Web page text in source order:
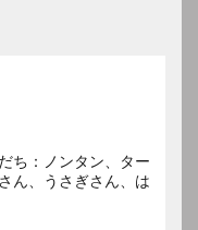
ち：ノンタン、ター
ん、うさぎさん、は